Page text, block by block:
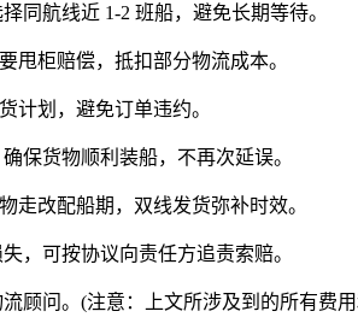
航线近 1-2 班船，避免长期等待。
柜赔偿，抵扣部分物流成本。
划，避免订单违约。
货物顺利装船，不再次延误。
改配船期，双线发货弥补时效。
可按协议向责任方追责索赔。
问。(注意：上文所涉及到的所有费